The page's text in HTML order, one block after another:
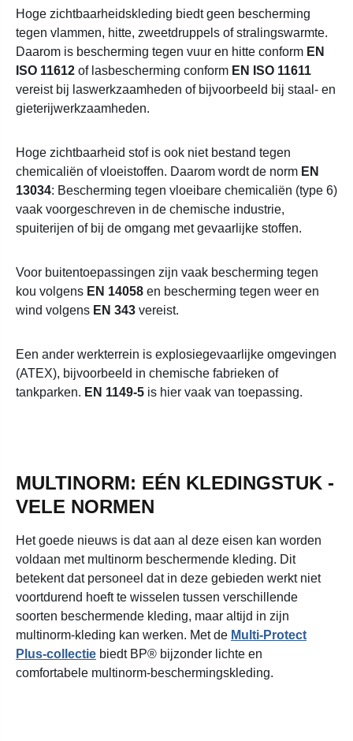
Hoge zichtbaarheidskleding biedt geen bescherming
tegen vlammen, hitte, zweetdruppels of stralingswarmte.
Daarom is bescherming tegen vuur en hitte conform EN
ISO 11612 of lasbescherming conform EN ISO 11611
vereist bij laswerkzaamheden of bijvoorbeeld bij staal- en
gieterijwerkzaamheden.
Hoge zichtbaarheid stof is ook niet bestand tegen
chemicaliën of vloeistoffen. Daarom wordt de norm EN
13034: Bescherming tegen vloeibare chemicaliën (type 6)
vaak voorgeschreven in de chemische industrie,
spuiterijen of bij de omgang met gevaarlijke stoffen.
Voor buitentoepassingen zijn vaak bescherming tegen
kou volgens EN 14058 en bescherming tegen weer en
wind volgens EN 343 vereist.
Een ander werkterrein is explosiegevaarlijke omgevingen
(ATEX), bijvoorbeeld in chemische fabrieken of
tankparken. EN 1149-5 is hier vaak van toepassing.
MULTINORM: EÉN KLEDINGSTUK -
VELE NORMEN
Het goede nieuws is dat aan al deze eisen kan worden
voldaan met multinorm beschermende kleding. Dit
betekent dat personeel dat in deze gebieden werkt niet
voortdurend hoeft te wisselen tussen verschillende
soorten beschermende kleding, maar altijd in zijn
multinorm-kleding kan werken. Met de Multi-Protect
Plus-collectie biedt BP® bijzonder lichte en
comfortabele multinorm-beschermingskleding.